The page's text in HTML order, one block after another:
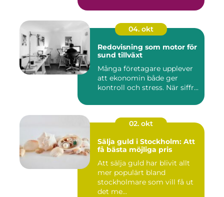
04. okt
Redovisning som motor för
sund tillväxt
Många företagare upplever
att ekonomin både ger
kontroll och stress. När siffr...
02. okt
Sälja guld i Stockholm: Att
få bästa möjliga pris
Att sälja guld har blivit allt
mer populärt bland
stockholmare som vill få ut
det me...